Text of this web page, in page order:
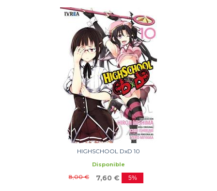
HIGHSCHOOL DxD 10
Disponible
8,00 € 7,60 € 5%